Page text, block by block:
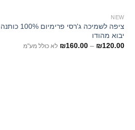
NEW
ציפה לשמיכה ג'רסי פרימיום 100% כותנה
יבוא מהודו
₪120.00
–
₪160.00 לא כולל מע"מ